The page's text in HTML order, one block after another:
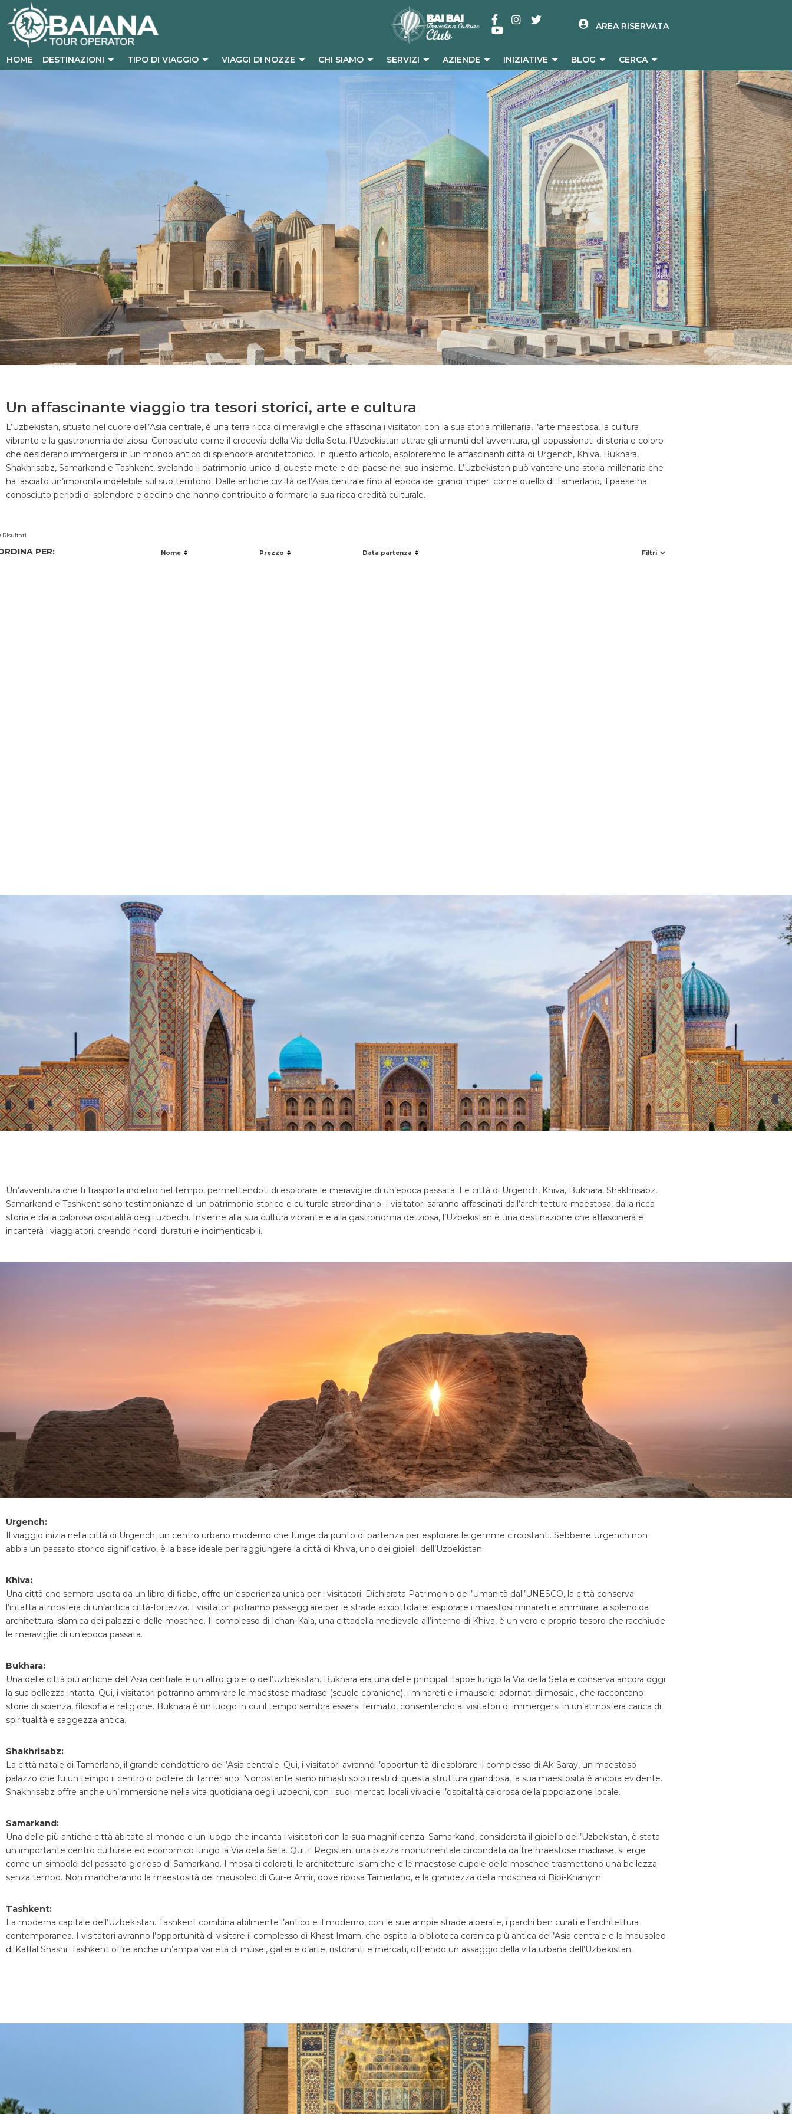
Vai
al
contenuto
AREA RISERVATA
HOME DESTINAZIONI TIPO DI VIAGGIO VIAGGI DI NOZZE CHI SIAMO SERVIZI AZIENDE INIZIATIVE BLOG CERCA
UZBEKISTAN
UZBEKISTAN
UZBEKISTAN
UZBEKISTAN
UZBEKISTAN
UZBEKISTAN
UZBEKISTAN
UZBEKISTAN
UZBEKISTAN
UZBEKISTAN
UZBEKISTAN
UZBEKISTAN
UZBEKISTAN
UZBEKISTAN
UZBEKISTAN
Un affascinante viaggio tra tesori storici, arte e cultura
L’Uzbekistan, situato nel cuore dell’Asia centrale, è una terra ricca di meraviglie che affascina i visitatori con la sua storia millenaria, l’arte maestosa, la cultura
vibrante e la gastronomia deliziosa. Conosciuto come il crocevia della Via della Seta, l’Uzbekistan attrae gli amanti dell’avventura, gli appassionati di storia e coloro
che desiderano immergersi in un mondo antico di splendore architettonico. In questo articolo, esploreremo le affascinanti città di Urgench, Khiva, Bukhara,
Shakhrisabz, Samarkand e Tashkent, svelando il patrimonio unico di queste mete e del paese nel suo insieme. L’Uzbekistan può vantare una storia millenaria che
ha lasciato un’impronta indelebile sul suo territorio. Dalle antiche civiltà dell’Asia centrale fino all’epoca dei grandi imperi come quello di Tamerlano, il paese ha
conosciuto periodi di splendore e declino che hanno contribuito a formare la sua ricca eredità culturale.
Risultati
PER: Nome Prezzo Data partenza Filtri
Un’avventura che ti trasporta indietro nel tempo, permettendoti di esplorare le meraviglie di un’epoca passata. Le città di Urgench, Khiva, Bukhara, Shakhrisabz,
Samarkand e Tashkent sono testimonianze di un patrimonio storico e culturale straordinario. I visitatori saranno affascinati dall’architettura maestosa, dalla ricca
storia e dalla calorosa ospitalità degli uzbechi. Insieme alla sua cultura vibrante e alla gastronomia deliziosa, l’Uzbekistan è una destinazione che affascinerà e
incanterà i viaggiatori, creando ricordi duraturi e indimenticabili.
Urgench:
Il viaggio inizia nella città di Urgench, un centro urbano moderno che funge da punto di partenza per esplorare le gemme circostanti. Sebbene Urgench non
abbia un passato storico significativo, è la base ideale per raggiungere la città di Khiva, uno dei gioielli dell’Uzbekistan.
Khiva:
Una città che sembra uscita da un libro di fiabe, offre un’esperienza unica per i visitatori. Dichiarata Patrimonio dell’Umanità dall’UNESCO, la città conserva
l’intatta atmosfera di un’antica città-fortezza. I visitatori potranno passeggiare per le strade acciottolate, esplorare i maestosi minareti e ammirare la splendida
architettura islamica dei palazzi e delle moschee. Il complesso di Ichan-Kala, una cittadella medievale all’interno di Khiva, è un vero e proprio tesoro che racchiude
le meraviglie di un’epoca passata.
Bukhara:
Una delle città più antiche dell’Asia centrale e un altro gioiello dell’Uzbekistan. Bukhara era una delle principali tappe lungo la Via della Seta e conserva ancora oggi
la sua bellezza intatta. Qui, i visitatori potranno ammirare le maestose madrase (scuole coraniche), i minareti e i mausolei adornati di mosaici, che raccontano
storie di scienza, filosofia e religione. Bukhara è un luogo in cui il tempo sembra essersi fermato, consentendo ai visitatori di immergersi in un’atmosfera carica di
spiritualità e saggezza antica.
Shakhrisabz:
La città natale di Tamerlano, il grande condottiero dell’Asia centrale. Qui, i visitatori avranno l’opportunità di esplorare il complesso di Ak-Saray, un maestoso
palazzo che fu un tempo il centro di potere di Tamerlano. Nonostante siano rimasti solo i resti di questa struttura grandiosa, la sua maestosità è ancora evidente.
Shakhrisabz offre anche un’immersione nella vita quotidiana degli uzbechi, con i suoi mercati locali vivaci e l’ospitalità calorosa della popolazione locale.
Samarkand:
Una delle più antiche città abitate al mondo e un luogo che incanta i visitatori con la sua magnificenza. Samarkand, considerata il gioiello dell’Uzbekistan, è stata
un importante centro culturale ed economico lungo la Via della Seta. Qui, il Registan, una piazza monumentale circondata da tre maestose madrase, si erge
come un simbolo del passato glorioso di Samarkand. I mosaici colorati, le architetture islamiche e le maestose cupole delle moschee trasmettono una bellezza
senza tempo. Non mancheranno la maestosità del mausoleo di Gur-e Amir, dove riposa Tamerlano, e la grandezza della moschea di Bibi-Khanym.
Tashkent:
La moderna capitale dell’Uzbekistan. Tashkent combina abilmente l’antico e il moderno, con le sue ampie strade alberate, i parchi ben curati e l’architettura
contemporanea. I visitatori avranno l’opportunità di visitare il complesso di Khast Imam, che ospita la biblioteca coranica più antica dell’Asia centrale e la mausoleo
di Kaffal Shashi. Tashkent offre anche un’ampia varietà di musei, gallerie d’arte, ristoranti e mercati, offrendo un assaggio della vita urbana dell’Uzbekistan.